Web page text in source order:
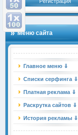
Меню сайта
Главное меню ⇓
Списки серфинга ⇓
Платная реклама ⇓
Раскрутка сайтов ⇓
История рекламы ⇓